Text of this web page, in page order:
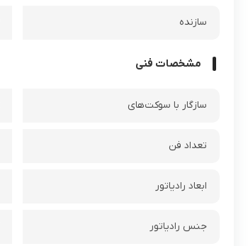
سازنده
مشخصات فنی
سازگار با سوکت‌های
تعداد فن
ابعاد رادیاتور
جنس رادیاتور